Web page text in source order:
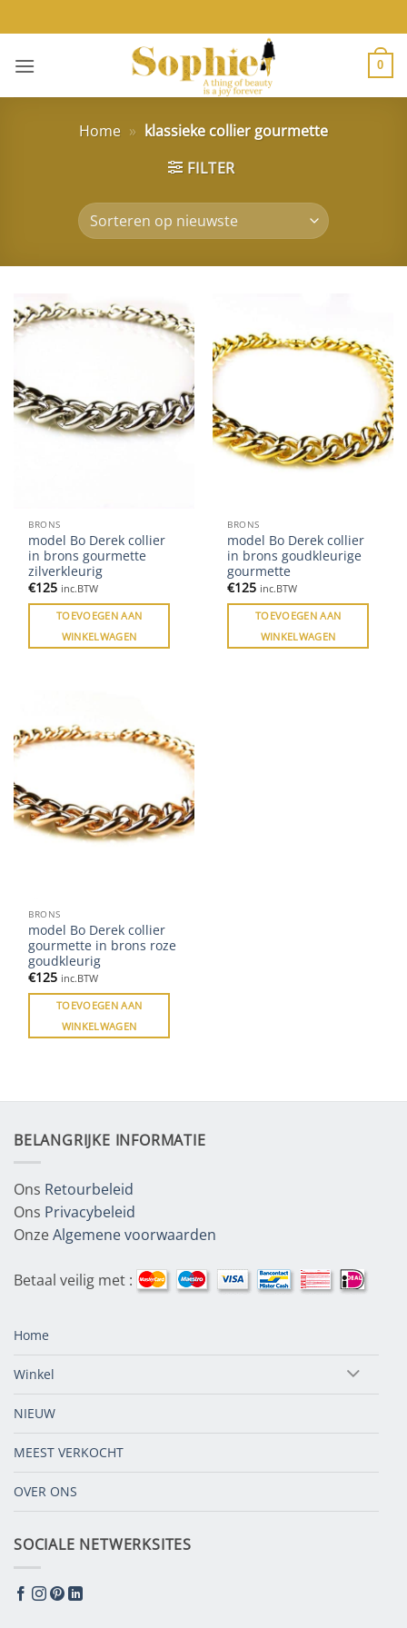
naar
inhoud
0
Home » klassieke collier gourmette
FILTER
BRONS
model Bo Derek collier
in brons gourmette
zilverkleurig
€125 inc.BTW
TOEVOEGEN AAN
WINKELWAGEN
BRONS
model Bo Derek collier
in brons goudkleurige
gourmette
€125 inc.BTW
TOEVOEGEN AAN
WINKELWAGEN
BRONS
model Bo Derek collier
gourmette in brons roze
goudkleurig
€125 inc.BTW
TOEVOEGEN AAN
WINKELWAGEN
BELANGRIJKE INFORMATIE
Ons Retourbeleid
Ons Privacybeleid
OnzeAlgemene voorwaarden
Betaal veilig met :
Home
Winkel
NIEUW
MEEST VERKOCHT
OVER ONS
SOCIALE NETWERKSITES